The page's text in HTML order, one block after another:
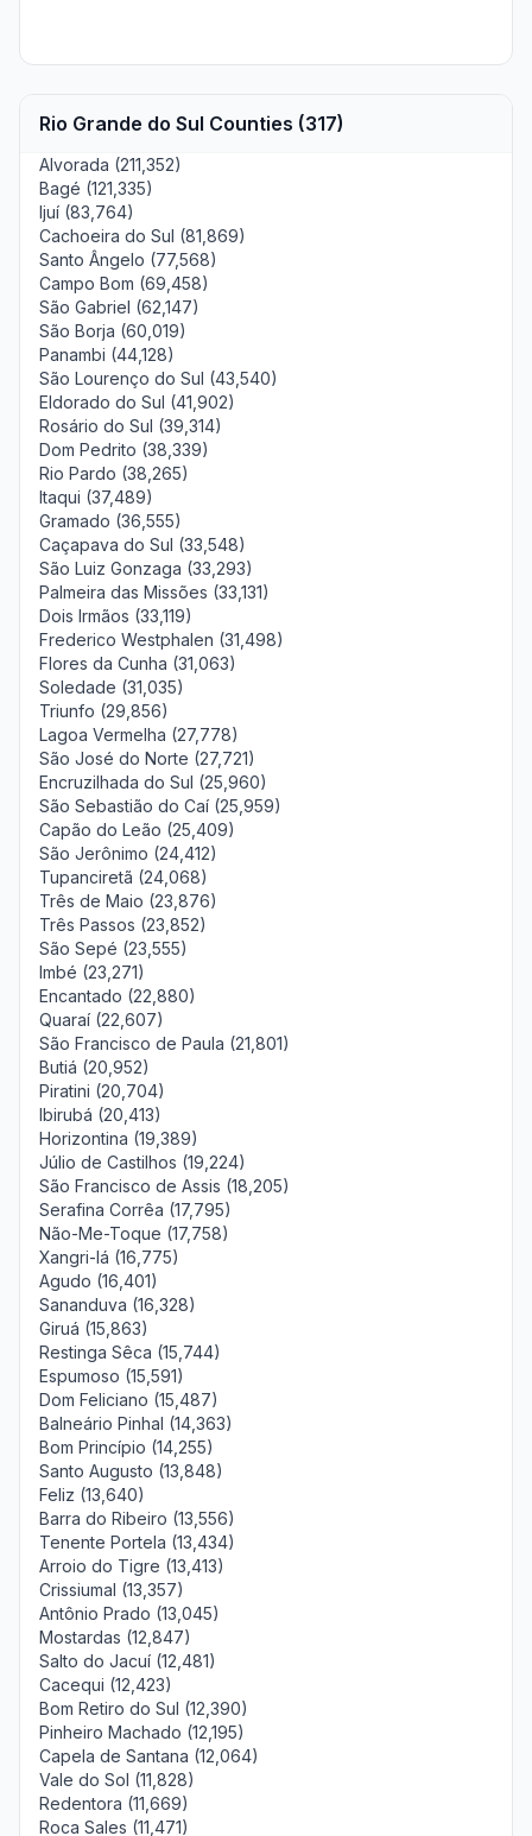
Rio Grande do Sul Counties (317)
Alvorada (211,352)
Bagé (121,335)
Ijuí (83,764)
Cachoeira do Sul (81,869)
Santo Ângelo (77,568)
Campo Bom (69,458)
São Gabriel (62,147)
São Borja (60,019)
Panambi (44,128)
São Lourenço do Sul (43,540)
Eldorado do Sul (41,902)
Rosário do Sul (39,314)
Dom Pedrito (38,339)
Rio Pardo (38,265)
Itaqui (37,489)
Gramado (36,555)
Caçapava do Sul (33,548)
São Luiz Gonzaga (33,293)
Palmeira das Missões (33,131)
Dois Irmãos (33,119)
Frederico Westphalen (31,498)
Flores da Cunha (31,063)
Soledade (31,035)
Triunfo (29,856)
Lagoa Vermelha (27,778)
São José do Norte (27,721)
Encruzilhada do Sul (25,960)
São Sebastião do Caí (25,959)
Capão do Leão (25,409)
São Jerônimo (24,412)
Tupanciretã (24,068)
Três de Maio (23,876)
Três Passos (23,852)
São Sepé (23,555)
Imbé (23,271)
Encantado (22,880)
Quaraí (22,607)
São Francisco de Paula (21,801)
Butiá (20,952)
Piratini (20,704)
Ibirubá (20,413)
Horizontina (19,389)
Júlio de Castilhos (19,224)
São Francisco de Assis (18,205)
Serafina Corrêa (17,795)
Não-Me-Toque (17,758)
Xangri-lá (16,775)
Agudo (16,401)
Sananduva (16,328)
Giruá (15,863)
Restinga Sêca (15,744)
Espumoso (15,591)
Dom Feliciano (15,487)
Balneário Pinhal (14,363)
Bom Princípio (14,255)
Santo Augusto (13,848)
Feliz (13,640)
Barra do Ribeiro (13,556)
Tenente Portela (13,434)
Arroio do Tigre (13,413)
Crissiumal (13,357)
Antônio Prado (13,045)
Mostardas (12,847)
Salto do Jacuí (12,481)
Cacequi (12,423)
Bom Retiro do Sul (12,390)
Pinheiro Machado (12,195)
Capela de Santana (12,064)
Vale do Sol (11,828)
Redentora (11,669)
Roca Sales (11,471)